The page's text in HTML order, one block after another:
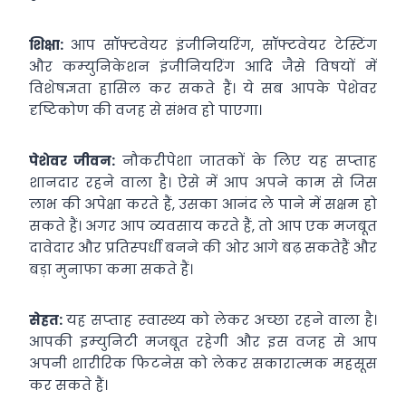
शिक्षा: आप सॉफ्टवेयर इंजीनियरिंग, सॉफ्टवेयर टेस्टिंग
और कम्‍युनिकेशन इंजीनियरिंग आदि जैसे विषयों में
विशेषज्ञता हासिल कर सकते हैं। ये सब आपके पेशेवर
दृष्टिकोण की वजह से संभव हो पाएगा।
पेशेवर जीवन: नौकरीपेशा जातकों के लिए यह सप्‍ताह
शानदार रहने वाला है। ऐसे में आप अपने काम से जिस
लाभ की अपेक्षा करते हैं, उसका आनंद ले पाने में सक्षम हो
सकते हैं। अगर आप व्‍यवसाय करते हैं, तो आप एक मजबूत
दावेदार और प्रतिस्‍पर्धी बनने की ओर आगे बढ़ सकतेहैं और
बड़ा मुनाफा कमा सकते हैं।
सेहत:यह सप्‍ताह स्‍वास्‍थ्‍य को लेकर अच्‍छा रहने वाला है।
आपकी इम्‍युनिटी मजबूत रहेगी और इस वजह से आप
अपनी शारीरिक फिटनेस को लेकर सकारात्‍मक महसूस
कर सकते हैं।